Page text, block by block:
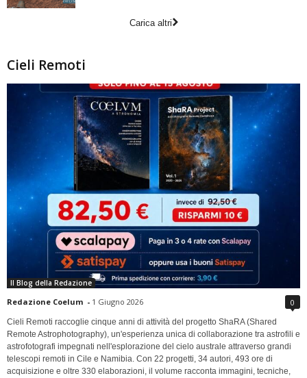
Carica altri
Cieli Remoti
Il Blog della Redazione
Redazione Coelum - 1 Giugno 2026 0
Cieli Remoti raccoglie cinque anni di attività del progetto ShaRA (Shared
Remote Astrophotography), un'esperienza unica di collaborazione tra astrofili e
astrofotografi impegnati nell'esplorazione del cielo australe attraverso grandi
telescopi remoti in Cile e Namibia. Con 22 progetti, 34 autori, 493 ore di
acquisizione e oltre 330 elaborazioni, il volume racconta immagini, tecniche,